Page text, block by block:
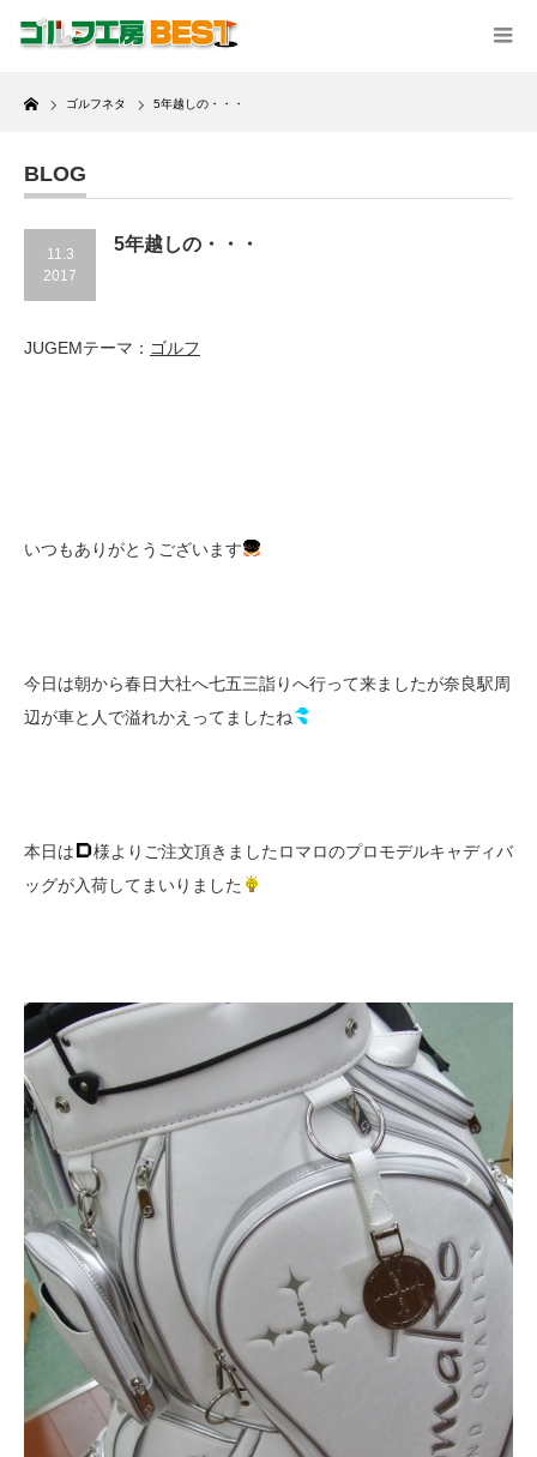
Home
ゴルフネタ 5年越しの・・・
BLOG
11.3
2017
5年越しの・・・
JUGEMテーマ： ゴルフ
いつもありがとうございます
今日は朝から春日大社へ七五三詣りへ行って来ましたが奈良駅周
辺が車と人で溢れかえってましたね
本日は
様よりご注文頂きましたロマロのプロモデルキャディバ
ッグが入荷してまいりました